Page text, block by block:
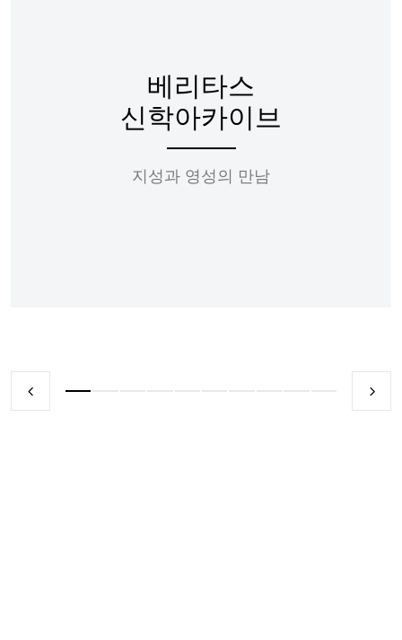
베리타스
신학아카이브
지성과 영성의 만남